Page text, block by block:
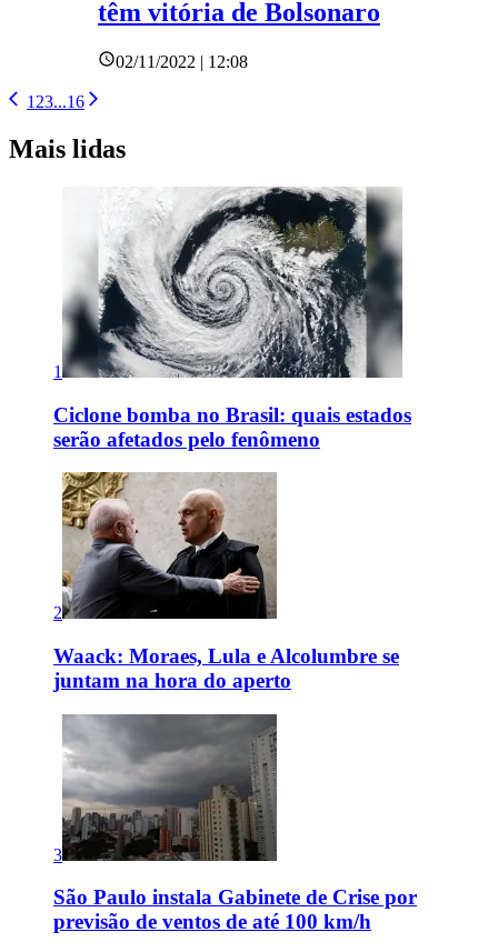
têm vitória de Bolsonaro
02/11/2022 | 12:08
1 23...16
Mais lidas
1
Ciclone bomba no Brasil: quais estados
serão afetados pelo fenômeno
2
Waack: Moraes, Lula e Alcolumbre se
juntam na hora do aperto
3
São Paulo instala Gabinete de Crise por
previsão de ventos de até 100 km/h